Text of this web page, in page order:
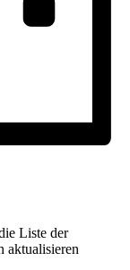
Liste der
aktualisieren